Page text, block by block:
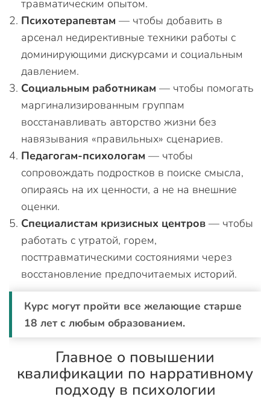
травматическим опытом.
Психотерапевтам — чтобы добавить в
арсенал недирективные техники работы с
доминирующими дискурсами и социальным
давлением.
Социальным работникам — чтобы помогать
маргинализированным группам
восстанавливать авторство жизни без
навязывания «правильных» сценариев.
Педагогам-психологам — чтобы
сопровождать подростков в поиске смысла,
опираясь на их ценности, а не на внешние
оценки.
Специалистам кризисных центров — чтобы
работать с утратой, горем,
посттравматическими состояниями через
восстановление предпочитаемых историй.
Курс могут пройти все желающие старше
18 лет с любым образованием.
Главное о повышении
квалификации по нарративному
подходу в психологии